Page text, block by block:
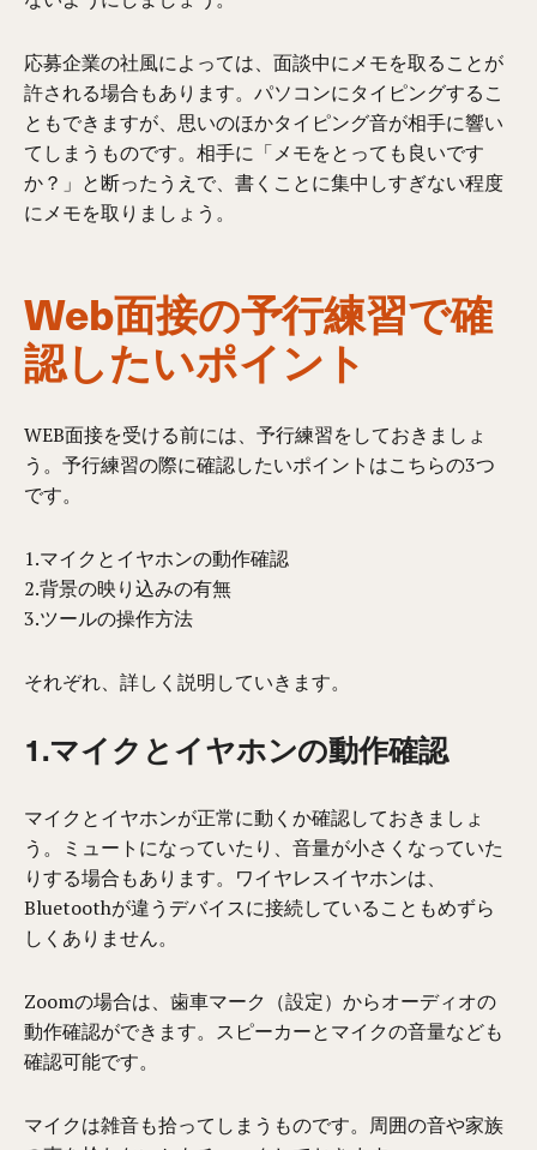
応募企業の社風によっては、面談中にメモを取ることが
許される場合もあり ます。パソコンにタイピングするこ
ともできますが、思いのほかタイピング音が相手に響い
て しまうものです。相手に「メモをとっても良いです
か？」と断った うえ で、書くことに集中しすぎない程度
にメモを取りましょう。
Web面接の予行練習で確
認したいポイント
WEB面接を受ける前には、予行練習をしておきましょ
う。予行練習の際に確認したいポイントはこちらの3つ
です。
1.マイクとイヤホンの動作確認
2.背景の映り込みの有無
3.ツールの操作方法
それぞれ、詳しく説明していきます。
1.マイクとイヤホンの動作確認
マイクとイヤホンが正常に動くか確認しておきましょ
う。ミュートになっていたり、音量が小さくなっていた
りする場合もあります。ワイヤレスイヤホンは、
Bluetoothが違うデバイスに接続していることもめずら
しくありません。
Zoomの場合は、歯車マーク（設定）からオーディオの
動作確認ができます。スピーカーとマイクの音量なども
確認可能です。
マイクは雑音も拾ってしまうものです。周囲の音や家族